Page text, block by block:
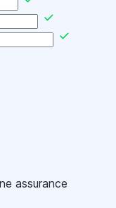
assurance